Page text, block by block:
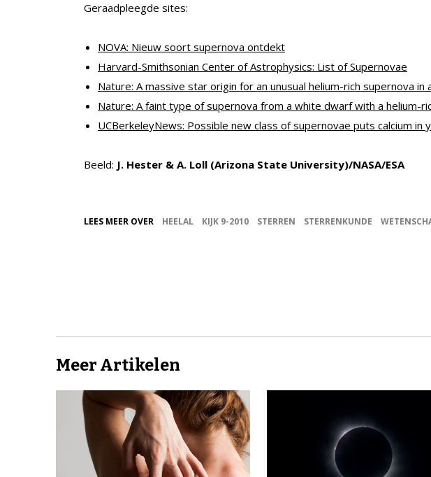
Geraadpleegde sites:
NOVA: Nieuw soort supernova ontdekt
Harvard-Smithsonian Center of Astrophysics: List of Supernovae
Nature: A massive star origin for an unusual helium-rich supernova in
Nature: A faint type of supernova from a white dwarf with a helium-
UCBerkeleyNews: Possible new class of supernovae puts calcium in
Beeld: J. Hester & A. Loll (Arizona State University)/NASA/ESA
LEES MEER OVER HEELAL KIJK 9-2010 STERREN STERRENKUNDE
Meer Artikelen